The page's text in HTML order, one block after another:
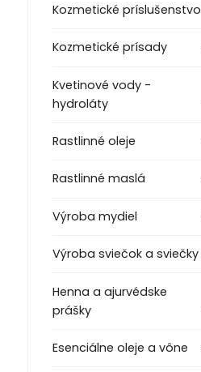
Kozmetické príslušenstvo
Kozmetické prísady
Kvetinové vody -
hydroláty
Rastlinné oleje
Rastlinné maslá
Výroba mydiel
Výroba sviečok a sviečky
Henna a ajurvédske
prášky
Esenciálne oleje a vône